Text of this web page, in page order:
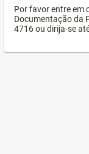
Por favor entre em
Documentação da
4716 ou dirija-se